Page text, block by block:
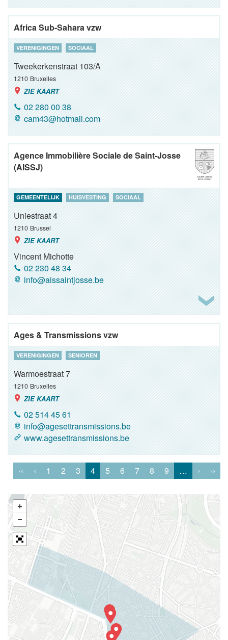
Africa Sub-Sahara vzw
VERENIGINGEN SOCIAAL
Tweekerkenstraat 103/A
1210 Bruxelles
ZIE KAART
02 280 00 38
cam43@hotmail.com
Agence Immobilière Sociale de Saint-Josse
(AISSJ)
GEMEENTELIJK HUISVESTING SOCIAAL
Uniestraat 4
1210 Brussel
ZIE KAART
Vincent Michotte
02 230 48 34
info@aissaintjosse.be
Ages & Transmissions vzw
VERENIGINGEN SENIOREN
Warmoestraat 7
1210 Bruxelles
ZIE KAART
02 514 45 61
info@agesettransmissions.be
www.agesettransmissions.be
‹‹ ‹ 1 2 3 4 5 6 7 8 9 … › ››